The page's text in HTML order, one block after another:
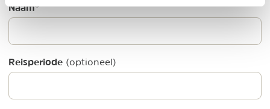
Naam*
Reisperiode (optioneel)